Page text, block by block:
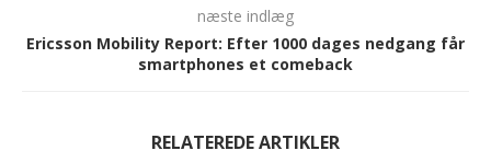
næste indlæg
Ericsson Mobility Report: Efter 1000 dages nedgang får
smartphones et comeback
RELATEREDE ARTIKLER